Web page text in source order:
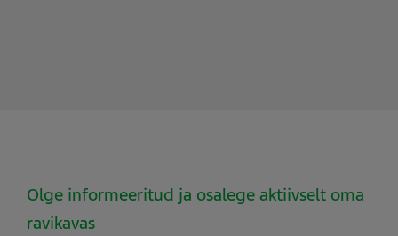
Olge informeeritud ja osalege aktiivselt oma
ravikavas